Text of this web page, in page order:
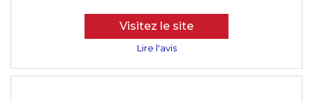
Visitez le site
Lire l'avis